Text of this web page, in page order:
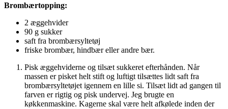
Brombærtopping:
2 æggehvider
90 g sukker
saft fra brombærsyltetøj
friske brombær, hindbær eller andre bær.
Pisk æggehviderne og tilsæt sukkeret efterhånden. Når
massen er pisket helt stift og luftigt tilsættes lidt saft fra
brombærsyltetøjet igennem en lille si. Tilsæt lidt ad gangen til
farven er rigtig og pisk undervej. Jeg brugte en
køkkenmaskine. Kagerne skal være helt afkølede inden der